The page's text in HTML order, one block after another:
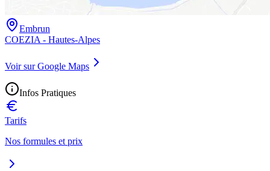
Embrun
COEZIA - Hautes-Alpes
Voir sur Google Maps
Infos Pratiques
Tarifs
Nos formules et prix